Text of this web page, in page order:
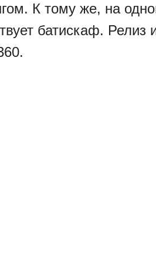
К тому же, на
батискаф.